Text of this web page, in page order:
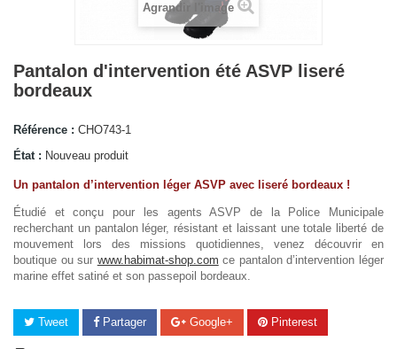
Agrandir l'image
Pantalon d'intervention été ASVP liseré
bordeaux
Référence : CHO743-1
État : Nouveau produit
Un pantalon d’intervention léger ASVP avec liseré bordeaux !
Étudié et conçu pour les agents ASVP de la Police Municipale
recherchant un pantalon léger, résistant et laissant une totale liberté de
mouvement lors des missions quotidiennes, venez découvrir en
boutique ou sur www.habimat-shop.com ce pantalon d’intervention léger
marine effet satiné et son passepoil bordeaux.
Tweet Partager Google+ Pinterest